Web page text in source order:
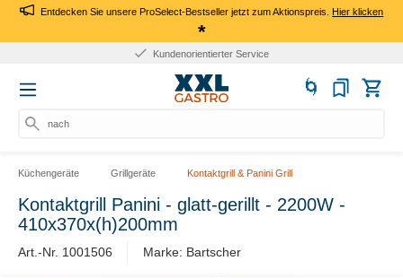
Entdecken Sie unsere ProSelect-Bestseller jetzt zum Aktionspreis.Hier klicken
*
Kundenorientierter Service
nach P
Küchengeräte Grillgeräte Kontaktgrill & Panini Grill
Kontaktgrill Panini - glatt-gerillt - 2200W -
410x370x(h)200mm
Art.-Nr. 1001506 Marke: Bartscher